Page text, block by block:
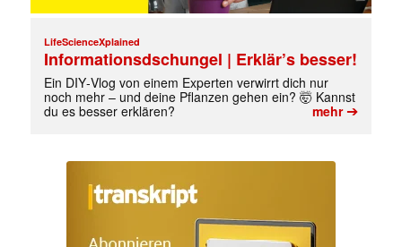
Mit dem |transkript-Newsletter
jede Woche aktuell informiert.
Mail
LifeScienceXplained
Informationsdschungel | Erklär’s besser!
Ein DIY‑Vlog von einem Experten verwirrt dich nur
noch mehr – und deine Pflanzen gehen ein? 🤯 Kannst
du es besser erklären?
mehr➔